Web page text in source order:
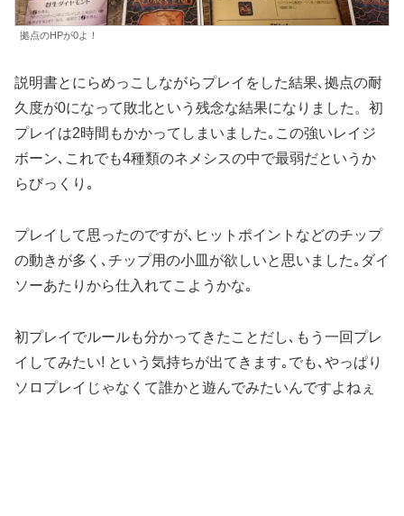
拠点のHPが0よ！
説明書とにらめっこしながらプレイをした結果､拠点の耐
久度が0になって敗北という残念な結果になりました。初
プレイは2時間もかかってしまいました｡この強いレイジ
ボーン､これでも4種類のネメシスの中で最弱だというか
らびっくり｡
プレイして思ったのですが､ヒットポイントなどのチップ
の動きが多く､チップ用の小皿が欲しいと思いました｡ダイ
ソーあたりから仕入れてこようかな｡
初プレイでルールも分かってきたことだし､もう一回プレ
イしてみたい! という気持ちが出てきます｡でも､やっぱり
ソロプレイじゃなくて誰かと遊んでみたいんですよねぇ